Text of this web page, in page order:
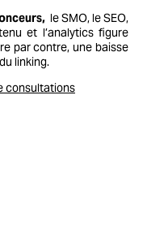
le SMO, le SEO,
et l’analytics figure
par contre, une baisse
linking.